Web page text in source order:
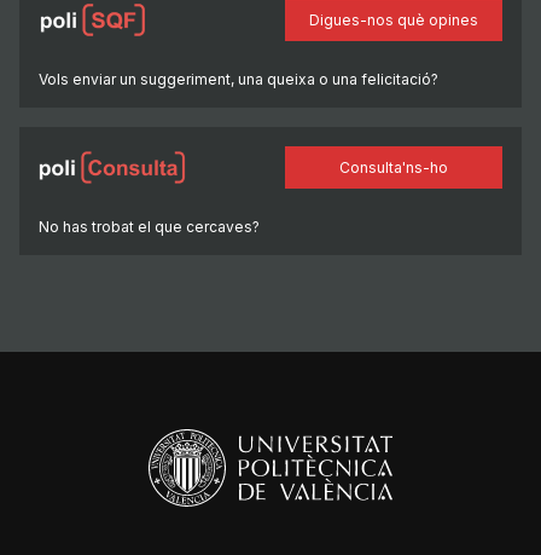
Vols enviar un suggeriment, una queixa o una felicitació?
Digues-nos què opines
No has trobat el que cercaves?
Consulta'ns-ho